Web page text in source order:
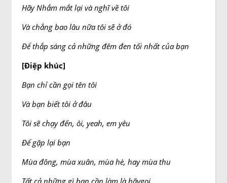
Hãy Nhắm mắt lại và nghĩ về tôi
Và chẳng bao lâu nữa tôi sẽ ở đó
Để thắp sáng cả những đêm đen tối nhất của bạn
[Điệp khúc]
Bạn chỉ cần gọi tên tôi
Và bạn biết tôi ở đâu
Tôi sẽ chạy đến, ôi, yeah, em yêu
Để gặp lại bạn
Mùa đông, mùa xuân, mùa hè, hay mùa thu
Tất cả những gì bạn cần làm là hãygọi